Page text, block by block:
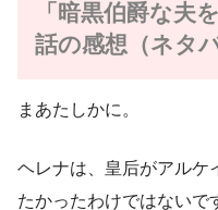
「暗黒伯爵な夫
話の感想（ネタ
まあたしかに。
ヘレナは、皇后がアルケ
たかったわけではないで